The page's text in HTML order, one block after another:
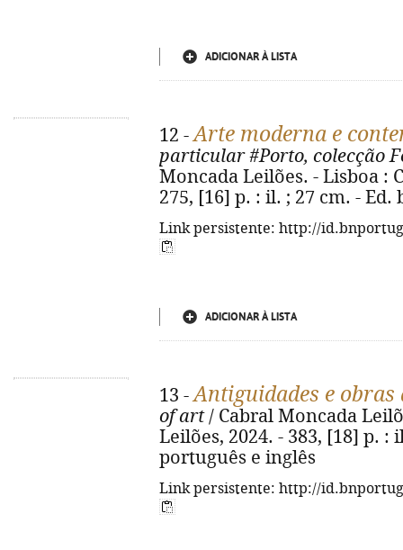
ADICIONAR À LISTA
12 -Arte moderna e
particular #Porto, colecção
Moncada Leilões. - Lisboa :
275, [16] p. : il. ; 27 cm. -
Link persistente: http://
ADICIONAR À LISTA
13 -Antiguidades e obras
of art/ Cabral Moncada
Leilões, 2024. - 383, [18] p. :
português e inglês
Link persistente: http://